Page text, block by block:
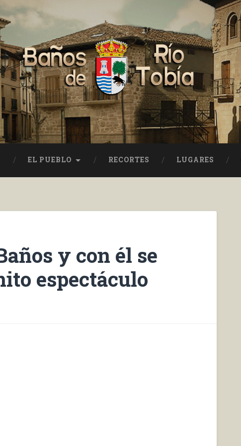
EL PUEBLO RECORTES LUGARES
y con él se
espectáculo